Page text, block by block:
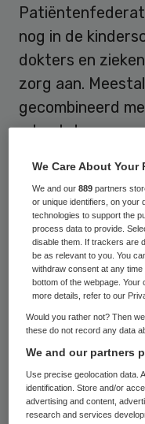
nog in de
dokters en
zorg aan.
gecombineerd
ademt deze
Doodnormaal
Anno 2019 is
moet ik
papieren
dokter met wie
speelt in op een
niet standaard
werktijd.
thuis werken.
We Care About Your
We and our889 partners
or unique identifiers, on your
technologies to support the
process data to provide.
disable them. If trackers are
be as relevant to you. You
withdraw consent at any
bottom of the webpage.
more details, refer to our
Would you rather not? Then
these do not record any data
We and our partners
Use precise geolocation data.
identification. Store and/or
advertising and content,
research and services